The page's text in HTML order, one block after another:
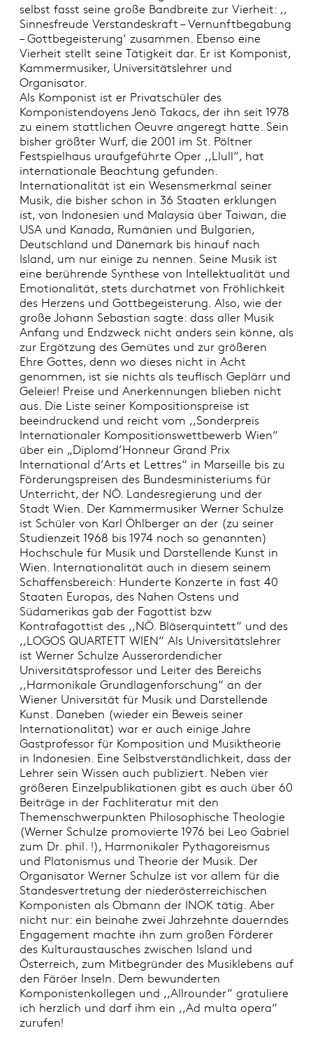
selbst fasst seine große Bandbreite zur Vierheit: ,,
Sinnesfreude Verstandeskraft – Vernunftbegabung
– Gottbegeisterung‘ zusammen. Ebenso eine
Vierheit stellt seine Tätigkeit dar. Er ist Komponist,
Kammermusiker, Universitätslehrer und
Organisator.
Als Komponist ist er Privatschüler des
Komponistendoyens Jenö Takacs, der ihn seit 1978
zu einem stattlichen Oeuvre angeregt hatte. Sein
bisher größter Wurf, die 2001 im St. Pöltner
Festspielhaus uraufgeführte Oper ,,Llull“, hat
internationale Beachtung gefunden.
Internationalität ist ein Wesensmerkmal seiner
Musik, die bisher schon in 36 Staaten erklungen
ist, von Indonesien und Malaysia über Taiwan, die
USA und Kanada, Rumänien und Bulgarien,
Deutschland und Dänemark bis hinauf nach
Island, um nur einige zu nennen. Seine Musik ist
eine berührende Synthese von Intellektualität und
Emotionalität, stets durchatmet von Fröhlichkeit
des Herzens und Gottbegeisterung. Also, wie der
große Johann Sebastian sagte: dass aller Musik
Anfang und Endzweck nicht anders sein könne, als
zur Ergötzung des Gemütes und zur größeren
Ehre Gottes, denn wo dieses nicht in Acht
genommen, ist sie nichts als teuflisch Geplärr und
Geleier! Preise und Anerkennungen blieben nicht
aus. Die Liste seiner Kompositionspreise ist
beeindruckend und reicht vom ,,Sonderpreis
Internationaler Kompositionswettbewerb Wien“
über ein „Diplomd’Honneur Grand Prix
International d’Arts et Lettres“ in Marseille bis zu
Förderungspreisen des Bundesministeriums für
Unterricht, der NÖ. Landesregierung und der
Stadt Wien. Der Kammermusiker Werner Schulze
ist Schüler von Karl Öhlberger an der (zu seiner
Studienzeit 1968 bis 1974 noch so genannten)
Hochschule für Musik und Darstellende Kunst in
Wien. Internationalität auch in diesem seinem
Schaffensbereich: Hunderte Konzerte in fast 40
Staaten Europas, des Nahen Ostens und
Südamerikas gab der Fagottist bzw
Kontrafagottist des ,,NÖ. Bläserquintett“ und des
,,LOGOS QUARTETT WIEN“ Als Universitätslehrer
ist Werner Schulze Ausserordendicher
Universitätsprofessor und Leiter des Bereichs
,,Harmonikale Grundlagenforschung“ an der
Wiener Universität für Musik und Darstellende
Kunst. Daneben (wieder ein Beweis seiner
Internationalität) war er auch einige Jahre
Gastprofessor für Komposition und Musiktheorie
in Indonesien. Eine Selbstverständlichkeit, dass der
Lehrer sein Wissen auch publiziert. Neben vier
größeren Einzelpublikationen gibt es auch über 60
Beiträge in der Fachliteratur mit den
Themenschwerpunkten Philosophische Theologie
(Werner Schulze promovierte 1976 bei Leo Gabriel
zum Dr. phil. !), Harmonikaler Pythagoreismus
und Platonismus und Theorie der Musik. Der
Organisator Werner Schulze ist vor allem für die
Standesvertretung der niederösterreichischen
Komponisten als Obmann der INOK tätig. Aber
nicht nur: ein beinahe zwei Jahrzehnte dauerndes
Engagement machte ihn zum großen Förderer
des Kulturaustausches zwischen Island und
Österreich, zum Mitbegründer des Musiklebens auf
den Färöer Inseln. Dem bewunderten
Komponistenkollegen und ,,Allrounder“ gratuliere
ich herzlich und darf ihm ein ,,Ad multa opera“
zurufen!